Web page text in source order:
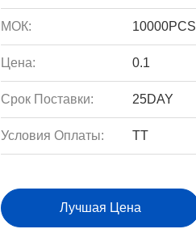
МОК: 10000PCS
Цена: 0.1
Срок Поставки: 25DAY
Условия Оплаты: TT
Лучшая Цена